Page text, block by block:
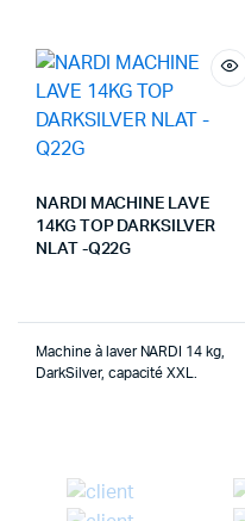
NARDI MACHINE LAVE
14KG TOP DARKSILVER
NLAT -Q22G
Machine à laver NARDI 14 kg,
DarkSilver, capacité XXL.